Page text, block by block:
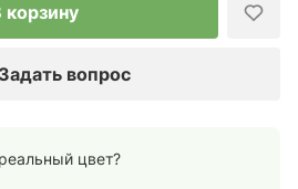
корзину
Задать вопрос
цвет?